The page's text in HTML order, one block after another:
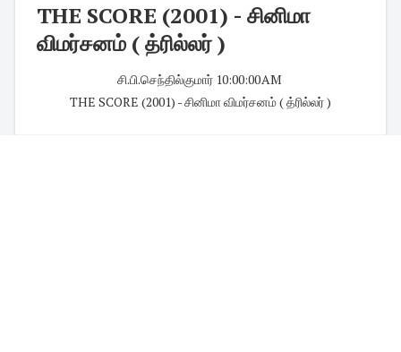
THE SCORE (2001) - சினிமா
விமர்சனம் ( த்ரில்லர் )
சி.பி.செந்தில்குமார்· 10:00:00 AM
THE SCORE (2001) - சினிமா விமர்சனம் ( த்ரில்லர் )